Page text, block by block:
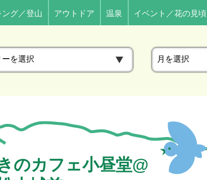
ング／登山 アウトドア 温泉 イベント／花の見頃
ア
ー
ブ
のカフェ小昼堂@